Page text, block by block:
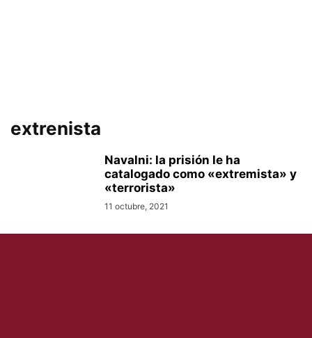
extrenista
Navalni: la prisión le ha
catalogado como «extremista» y
«terrorista»
11 octubre, 2021